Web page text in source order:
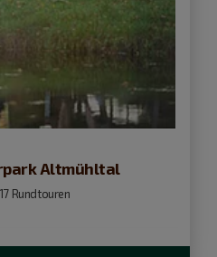
Altmühltal
Rundtouren